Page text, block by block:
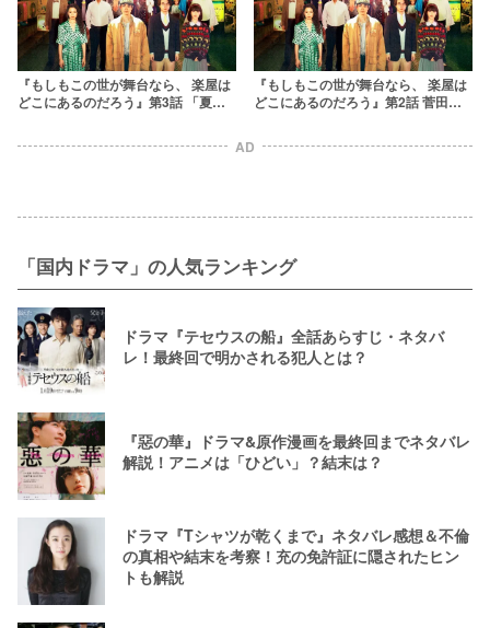
『もしもこの世が舞台なら、 楽屋は
どこにあるのだろう』第3話 「夏の
『もしもこの世が舞台なら、 楽屋は
どこにあるのだろう』第2話 菅田将
AD
「国内ドラマ」の人気ランキング
ドラマ『テセウスの船』全話あらすじ・ネタバ
レ！最終回で明かされる犯人とは？
『惡の華』ドラマ&原作漫画を最終回までネタバレ
解説！アニメは「ひどい」？結末は？
ドラマ『Tシャツが乾くまで』ネタバレ感想＆不倫
の真相や結末を考察！充の免許証に隠されたヒン
トも解説